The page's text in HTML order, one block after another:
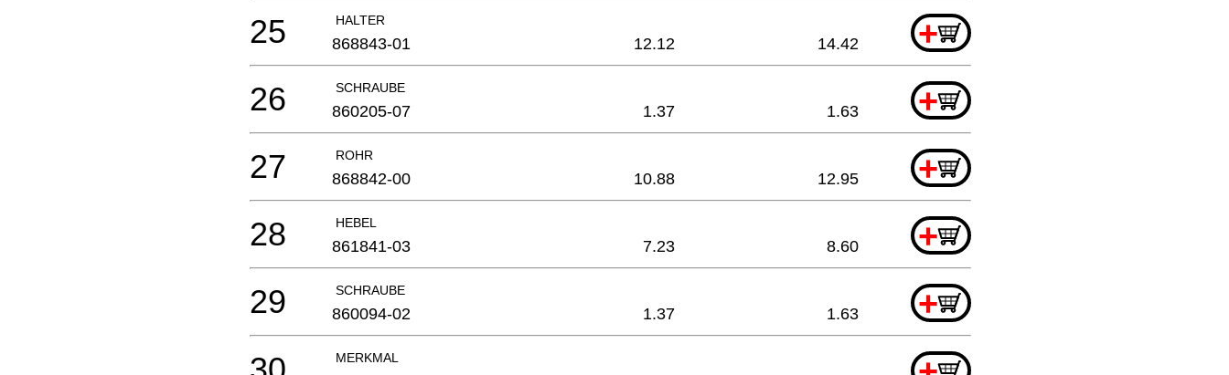
HALTER +
25 868843-01 12.12 14.42
SCHRAUBE +
26 860205-07 1.37 1.63
ROHR +
27 868842-00 10.88 12.95
HEBEL +
28 861841-03 7.23 8.60
SCHRAUBE +
29 860094-02 1.37 1.63
MERKMAL